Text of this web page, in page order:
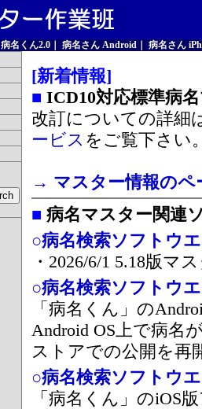
病名くん2.0 病名さん Android
病名さん
[新着情報]
■ ICD10対応標準病
改訂についての詳細
ービス をご覧下さい
→ マスター情報のペ
■ 病名マスター関連
○病名検索ソフトウ
・2026/6/1 5.18版マ
○病名検索ソフトウ
「病名くん」の
Android OS上で病名
ストアでの公開を再
○病名検索ソフトウ
「病名くん」のiOS